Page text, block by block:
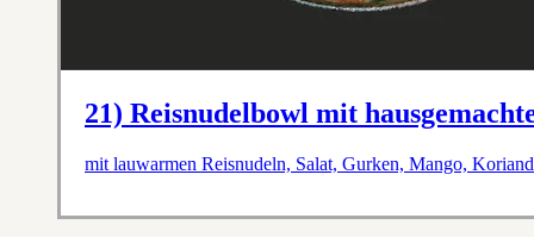
21) Reisnudelbowl mit
mit lauwarmen Reisnudeln, Salat, Gurken, Mango,